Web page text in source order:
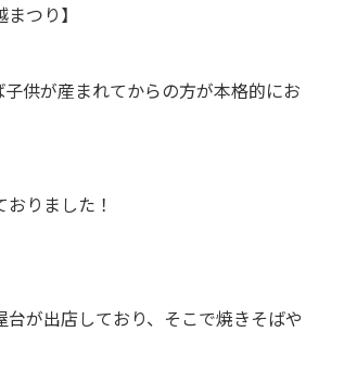
つり】
供が産まれてからの方が本格的にお
りました！
が出店しており、そこで焼きそばや